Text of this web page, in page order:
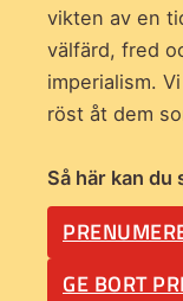
vikten av en
välfärd, fred
imperialism.
röst åt dem
Så här kan du
GE BORT